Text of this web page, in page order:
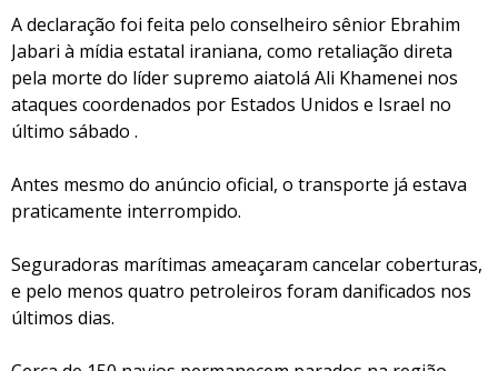
A declaração foi feita pelo conselheiro sênior Ebrahim
Jabari à mídia estatal iraniana, como retaliação direta
pela morte do líder supremo aiatolá Ali Khamenei nos
ataques coordenados por Estados Unidos e Israel no
último sábado .
Antes mesmo do anúncio oficial, o transporte já estava
praticamente interrompido.
Seguradoras marítimas ameaçaram cancelar coberturas,
e pelo menos quatro petroleiros foram danificados nos
últimos dias.